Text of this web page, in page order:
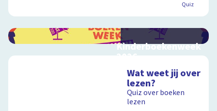
Quiz
Kinderboekenweek
2026
thematitels
Wat weet jij over
lezen?
Quiz over boeken
lezen